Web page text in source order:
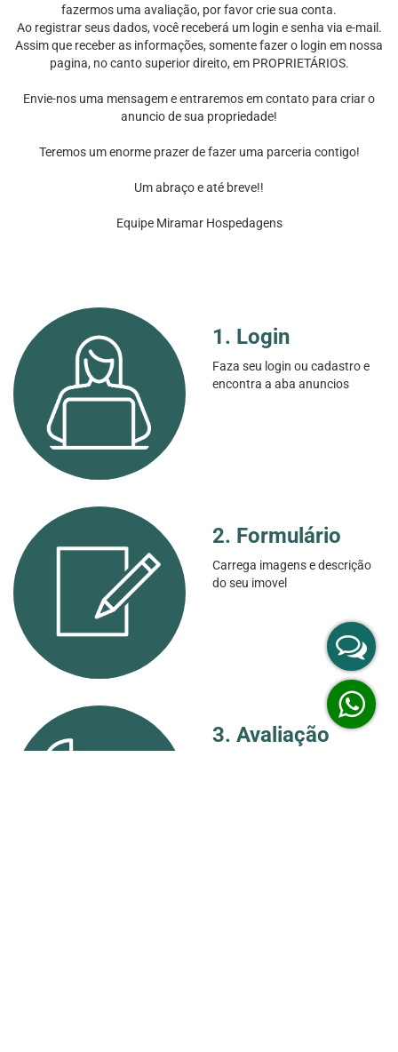
fazermos uma avaliação, por favor crie sua conta.
Ao registrar seus dados, você receberá um login e senha via e-mail.
Assim que receber as informações, somente fazer o login em nossa
pagina, no canto superior direito, em PROPRIETÁRIOS.
Envie-nos uma mensagem e entraremos em contato para criar o
anuncio de sua propriedade!
Teremos um enorme prazer de fazer uma parceria contigo!
Um abraço e até breve!!
Equipe Miramar Hospedagens
1. Login
Faza seu login ou cadastro e
encontra a aba anuncios
2. Formulário
Carrega imagens e descrição
do seu imovel
3. Avaliação